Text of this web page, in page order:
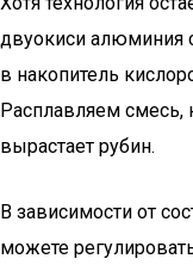
двуокиси алюминия
в накопитель
Расплавляем смесь,
вырастает рубин.
В зависимости от
можете